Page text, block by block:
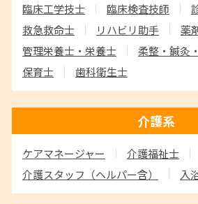
臨床工学技士
臨床検査技師
救急救命士
リハビリ助手
薬
管理栄養士・栄養士
柔整・鍼灸
保育士
歯科衛生士
介護系
ケアマネージャー
介護福祉士
介護スタッフ （ヘルパー含） 入